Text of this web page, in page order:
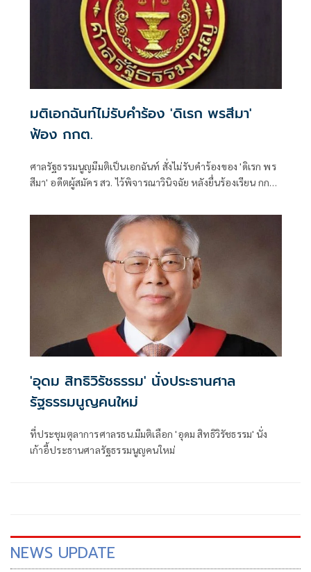
มติเอกฉันท์ไม่รับคำร้อง 'ดิเรก พรสีมา'
ฟ้อง กกต.
ศาลรัฐธรรมนูญมีมติเป็นเอกฉันท์ สั่งไม่รับคำร้องของ 'ดิเรก พร
สีมา' อดีตผู้สมัคร สว. ไว้พิจารณาวินิจฉัย หลังยื่นร้องเรียน กกต.
'อุดม สิทธิวิรัชธรรม' นั่งประธานศาล
รัฐธรรมนูญคนใหม่
ที่ประชุมตุลาการศาลรธน.มีมติเลือก 'อุดม สิทธิวิรัชธรรม' นั่ง
เก้าอี้ประธานศาลรัฐธรรมนูญคนใหม่
NEWS UPDATE